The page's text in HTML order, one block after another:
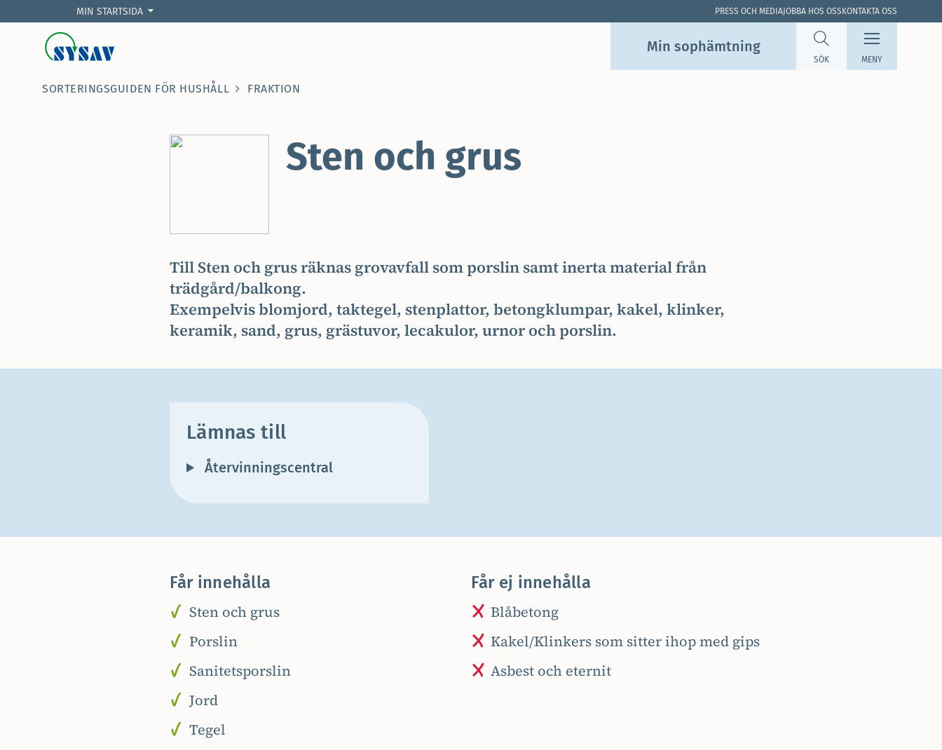
Min sop­hämtning
SÖK MENY
MIN STARTSIDA PRESS OCH MEDIA JOBBA HOS OSS KONTAKTA OSS
SORTERINGSGUIDEN FÖR HUSHÅLL FRAKTION
Sten och grus
Till Sten och grus räknas grovavfall som porslin samt inerta material från
trädgård/balkong.
Exempelvis blomjord, taktegel, stenplattor, betongklumpar, kakel, klinker,
keramik, sand, grus, grästuvor, lecakulor, urnor och porslin.
Lämnas till
Återvinningscentral
Får innehålla
Sten och grus
Porslin
Sanitetsporslin
Jord
Tegel
Får ej innehålla
Blåbetong
Kakel/Klinkers som sitter ihop med gips
Asbest och eternit